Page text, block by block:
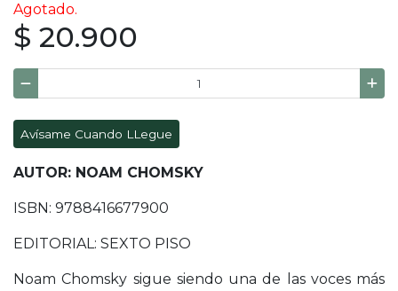
Agotado.
$ 20.900
Avísame Cuando LLegue
AUTOR: NOAM CHOMSKY
ISBN: 9788416677900
EDITORIAL: SEXTO PISO
Noam Chomsky sigue siendo una de las voces más